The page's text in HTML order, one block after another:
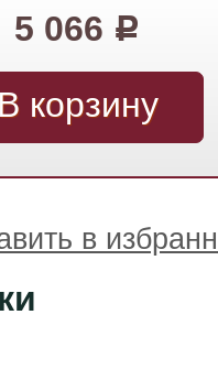
5 066 Р
в